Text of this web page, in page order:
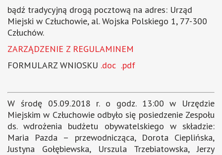
bądź tradycyjną drogą pocztową na adres: Urząd
Miejski w Człuchowie, al. Wojska Polskiego 1, 77-300
Człuchów.
ZARZĄDZENIE Z REGULAMINEM
FORMULARZ WNIOSKU .doc .pdf
W środę 05.09.2018 r. o godz. 13:00 w Urzędzie
Miejskim w Człuchowie odbyło się posiedzenie Zespołu
ds. wdrożenia budżetu obywatelskiego w składzie:
Maria Pazda – przewodnicząca, Dorota Cieplińska,
Justyna Gołębiewska, Urszula Trzebiatowska, Jerzy